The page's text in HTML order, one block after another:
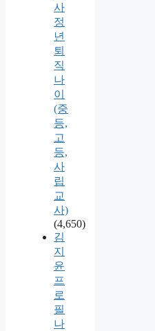
사
정
년
퇴
직
나
이
(중
등,
고
등,
사
립
교
사)
(4,650)
김
지
윤
프
로
필
나